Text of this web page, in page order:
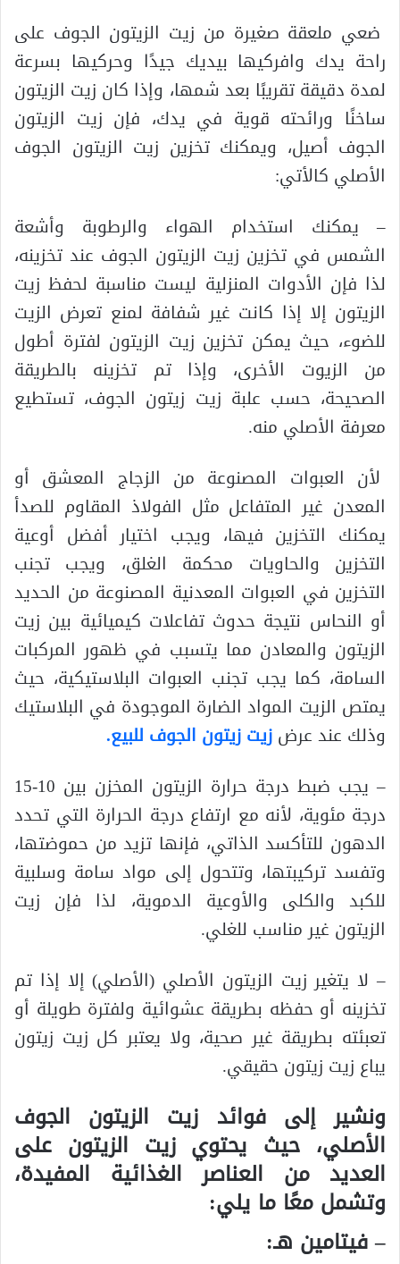
ضعي ملعقة صغيرة من زيت الزيتون الجوف على
راحة يدك وافركيها بيديك جيدًا وحركيها بسرعة
لمدة دقيقة تقريبًا بعد شمها، وإذا كان زيت الزيتون
ساخنًا ورائحته قوية في يدك، فإن زيت الزيتون
الجوف أصيل، ويمكنك تخزين زيت الزيتون الجوف
الأصلي كالأتي:
– يمكنك استخدام الهواء والرطوبة وأشعة
الشمس في تخزين زيت الزيتون الجوف عند تخزينه،
لذا فإن الأدوات المنزلية ليست مناسبة لحفظ زيت
الزيتون إلا إذا كانت غير شفافة لمنع تعرض الزيت
للضوء، حيث يمكن تخزين زيت الزيتون لفترة أطول
من الزيوت الأخرى، وإذا تم تخزينه بالطريقة
الصحيحة، حسب علبة زيت زيتون الجوف، تستطيع
معرفة الأصلي منه.
لأن العبوات المصنوعة من الزجاج المعشق أو
المعدن غير المتفاعل مثل الفولاذ المقاوم للصدأ
يمكنك التخزين فيها، ويجب اختيار أفضل أوعية
التخزين والحاويات محكمة الغلق، ويجب تجنب
التخزين في العبوات المعدنية المصنوعة من الحديد
أو النحاس نتيجة حدوث تفاعلات كيميائية بين زيت
الزيتون والمعادن مما يتسبب في ظهور المركبات
السامة، كما يجب تجنب العبوات البلاستيكية، حيث
يمتص الزيت المواد الضارة الموجودة في البلاستيك
وذلك عند عرضزيت زيتون الجوف للبيع.
– يجب ضبط درجة حرارة الزيتون المخزن بين 10-15
درجة مئوية، لأنه مع ارتفاع درجة الحرارة التي تحدد
الدهون للتأكسد الذاتي، فإنها تزيد من حموضتها،
وتفسد تركيبتها، وتتحول إلى مواد سامة وسلبية
للكبد والكلى والأوعية الدموية، لذا فإن زيت
الزيتون غير مناسب للغلي.
– لا يتغير زيت الزيتون الأصلي (الأصلي) إلا إذا تم
تخزينه أو حفظه بطريقة عشوائية ولفترة طويلة أو
تعبئته بطريقة غير صحية، ولا يعتبر كل زيت زيتون
يباع زيت زيتون حقيقي.
ونشير إلى فوائد زيت الزيتون الجوف
الأصلي، حيث يحتوي زيت الزيتون على
العديد من العناصر الغذائية المفيدة،
وتشمل معًا ما يلي:
– فيتامين هـ: